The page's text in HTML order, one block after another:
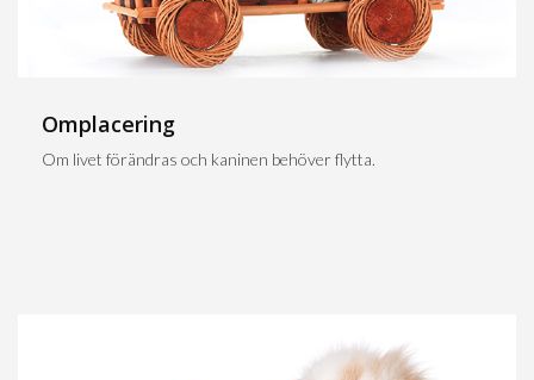
Omplacering
Om livet förändras och kaninen behöver flytta.